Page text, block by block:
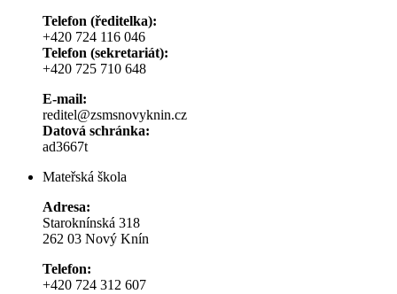
Telefon (ředitelka):
+420 724 116 046
Telefon (sekretariát):
+420 725 710 648
E-mail:
reditel@zsmsnovyknin.cz
Datová schránka:
ad3667t
Mateřská škola
Adresa:
Staroknínská 318
262 03 Nový Knín
Telefon:
+420 724 312 607